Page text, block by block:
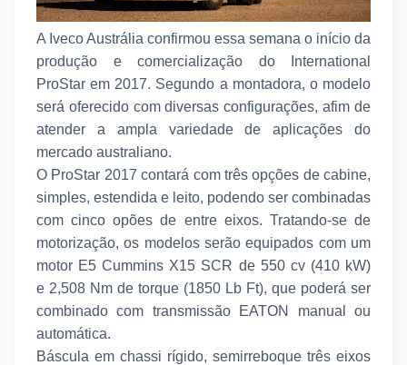
A Iveco Austrália confirmou essa semana o início da
produção e comercialização do International
ProStar em 2017. Segundo a montadora, o modelo
será oferecido com diversas configurações, afim de
atender a ampla variedade de aplicações do
mercado australiano.
O ProStar 2017 contará com três opções de cabine,
simples, estendida e leito, podendo ser combinadas
com cinco opões de entre eixos. Tratando-se de
motorização, os modelos serão equipados com um
motor E5 Cummins X15 SCR de 550 cv (410 kW)
e 2,508 Nm de torque (1850 Lb Ft), que poderá ser
combinado com transmissão EATON manual ou
automática.
Báscula em chassi rígido, semirreboque três eixos